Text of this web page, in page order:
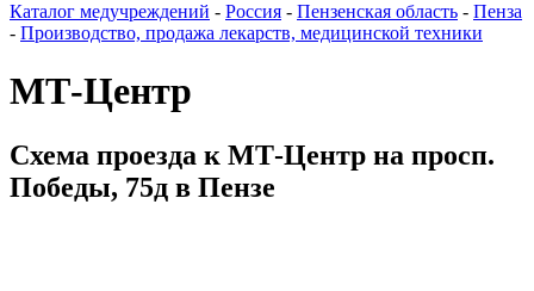
Каталог медучреждений - Россия - Пензенская область - Пенза
- Производство, продажа лекарств, медицинской техники
МТ-Центр
Схема проезда к МТ-Центр на просп.
Победы, 75д в Пензе